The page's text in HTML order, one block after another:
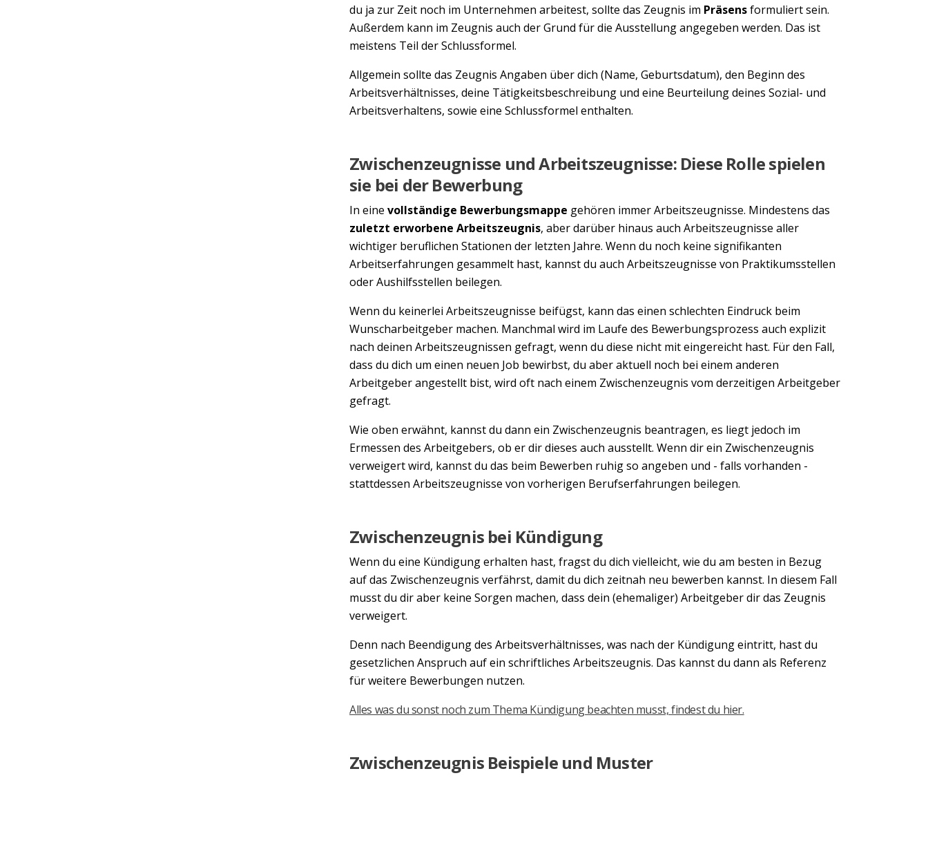
du ja zur Zeit noch im Unternehmen arbeitest, sollte das Zeugnis im Präsensformuliert sein.
Außerdem kann im Zeugnis auch der Grund für die Ausstellung angegeben werden. Das ist
meistens Teil der Schlussformel.
Allgemein sollte das Zeugnis Angaben über dich (Name, Geburtsdatum), den Beginn des
Arbeitsverhältnisses, deine Tätigkeitsbeschreibung und eine Beurteilung deines Sozial- und
Arbeitsverhaltens, sowie eine Schlussformel enthalten.
Zwischenzeugnisse und Arbeitszeugnisse: Diese Rolle spielen
sie bei der Bewerbung
In eine vollständige Bewerbungsmappe gehören immer Arbeitszeugnisse. Mindestens das
zuletzt erworbene Arbeitszeugnis, aber darüber hinaus auch Arbeitszeugnisse aller
wichtiger beruflichen Stationen der letzten Jahre. Wenn du noch keine signifikanten
Arbeitserfahrungen gesammelt hast, kannst du auch Arbeitszeugnisse von Praktikumsstellen
oder Aushilfsstellen beilegen.
Wenn du keinerlei Arbeitszeugnisse beifügst, kann das einen schlechten Eindruck beim
Wunscharbeitgeber machen. Manchmal wird im Laufe des Bewerbungsprozess auch explizit
nach deinen Arbeitszeugnissen gefragt, wenn du diese nicht mit eingereicht hast. Für den Fall,
dass du dich um einen neuen Job bewirbst, du aber aktuell noch bei einem anderen
Arbeitgeber angestellt bist, wird oft nach einem Zwischenzeugnis vom derzeitigen Arbeitgeber
gefragt.
Wie oben erwähnt, kannst du dann ein Zwischenzeugnis beantragen, es liegt jedoch im
Ermessen des Arbeitgebers, ob er dir dieses auch ausstellt. Wenn dir ein Zwischenzeugnis
verweigert wird, kannst du das beim Bewerben ruhig so angeben und - falls vorhanden -
stattdessen Arbeitszeugnisse von vorherigen Berufserfahrungen beilegen.
Zwischenzeugnis bei Kündigung
Wenn du eine Kündigung erhalten hast, fragst du dich vielleicht, wie du am besten in Bezug
auf das Zwischenzeugnis verfährst, damit du dich zeitnah neu bewerben kannst. In diesem Fall
musst du dir aber keine Sorgen machen, dass dein (ehemaliger) Arbeitgeber dir das Zeugnis
verweigert.
Denn nach Beendigung des Arbeitsverhältnisses, was nach der Kündigung eintritt, hast du
gesetzlichen Anspruch auf ein schriftliches Arbeitszeugnis. Das kannst du dann als Referenz
für weitere Bewerbungen nutzen.
Alles was du sonst noch zum Thema Kündigung beachten musst, findest du hier.
Zwischenzeugnis Beispiele und Muster